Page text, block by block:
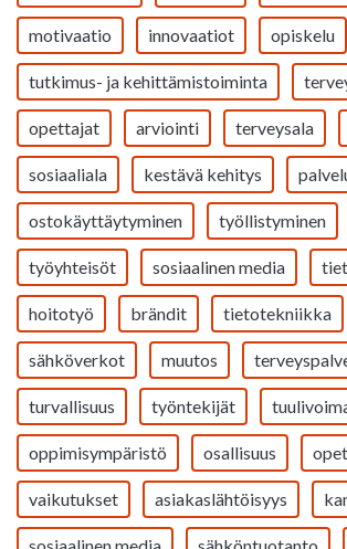
motivaatio innovaatiot opiskelu
tutkimus- ja kehittämistoiminta
opettajat arviointi terveysala
sosiaaliala kestävä kehitys
ostokäyttäytyminen työllistyminen
työyhteisöt sosiaalinen media
hoitotyö brändit tietotekniikka
sähköverkot muutos
turvallisuus työntekijät
oppimisympäristö osallisuus
vaikutukset asiakaslähtöisyys